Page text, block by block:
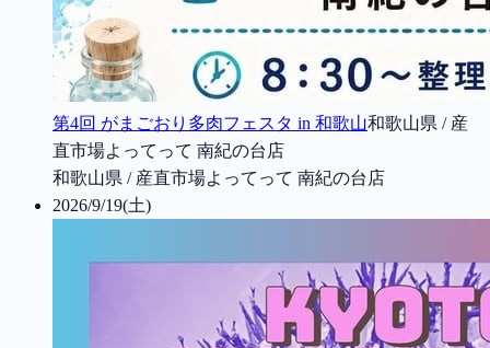
第4回 がまごおり多肉フェスタ in 和歌山和歌山県 / 産
直市場よってって 南紀の台店
和歌山県 / 産直市場よってって 南紀の台店
2026/9/19(土)